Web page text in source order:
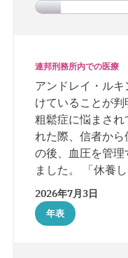
連邦刑務所内での医療
アンドレイ・ル
けていることが
粗鬆症に悩まさ
れた際、信者か
の後、血圧を管
ました。 「休養
良いです」と、
ています。アンド
意深く対応してい
2026年7月3日
年表